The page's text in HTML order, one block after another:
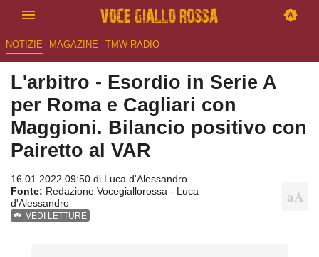
NOTIZIE MAGAZINE TMW RADIO
L'arbitro - Esordio in Serie A
per Roma e Cagliari con
Maggioni. Bilancio positivo con
Pairetto al VAR
16.01.2022 09:50 di Luca d'Alessandro
Fonte: Redazione Vocegiallorossa - Luca
d'Alessandro
VEDI LETTURE